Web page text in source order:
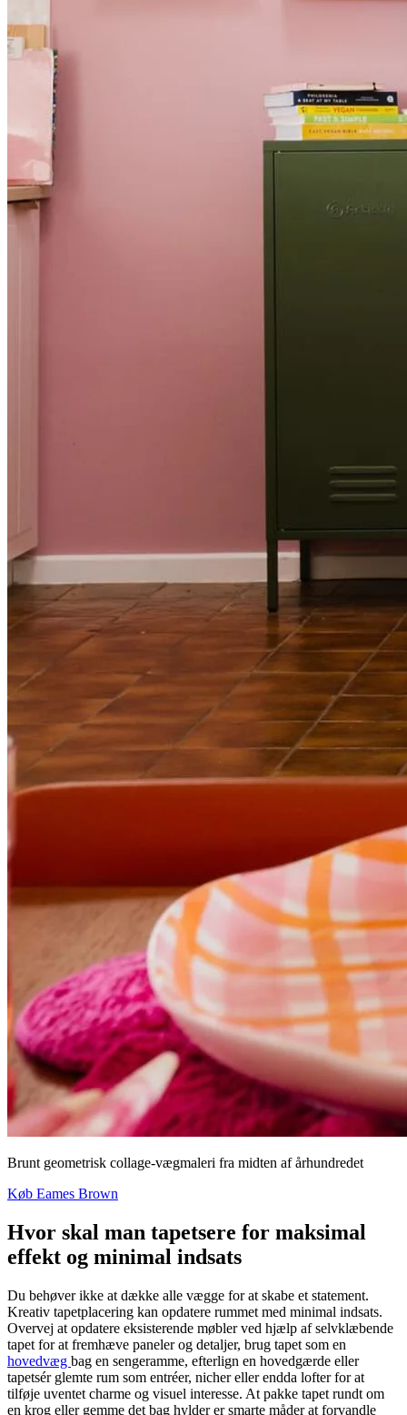
Brunt geometrisk collage-vægmaleri fra midten af ​​århundredet
Køb Eames Brown
Hvor skal man tapetsere for maksimal
effekt og minimal indsats
Du behøver ikke at dække alle vægge for at skabe et statement.
Kreativ tapetplacering kan opdatere rummet med minimal indsats.
Overvej at opdatere eksisterende møbler ved hjælp af selvklæbende
tapet for at fremhæve paneler og detaljer, brug tapet som en
hovedvæg bag en sengeramme, efterlign en hovedgærde eller
tapetsér glemte rum som entréer, nicher eller endda lofter for at
tilføje uventet charme og visuel interesse. At pakke tapet rundt om
en krog eller gemme det bag hylder er smarte måder at forvandle